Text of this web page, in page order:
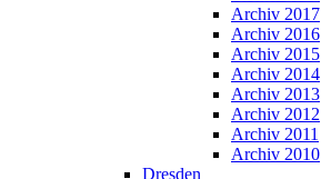
Archiv 2017
Archiv 2016
Archiv 2015
Archiv 2014
Archiv 2013
Archiv 2012
Archiv 2011
Archiv 2010
Dresden